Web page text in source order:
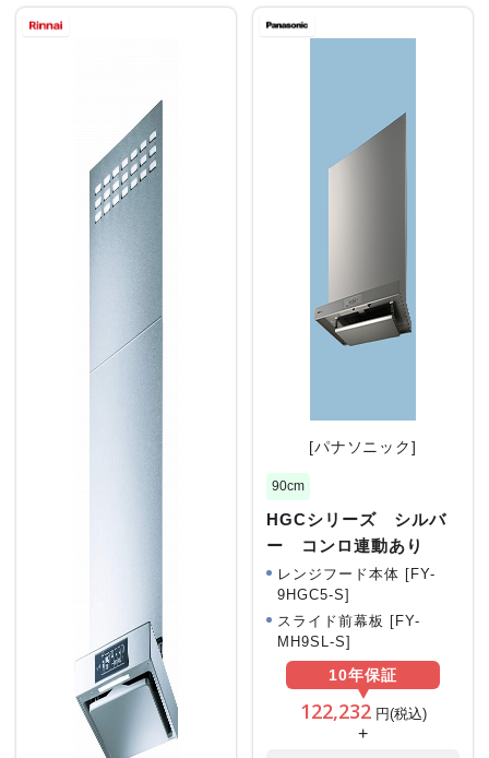
[パナソニック]
90cm
HGCシリーズ シルバ
ー コンロ連動あり
レンジフード本体 [FY-
9HGC5-S]
スライド前幕板 [FY-
MH9SL-S]
10年保証
122,232円(税込)
+